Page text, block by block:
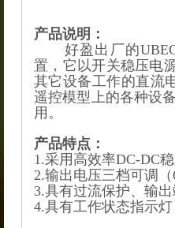
产品说明：
好盈出厂的UBEC-
置，它以开关稳压电
其它设备工作的直流
遥控模型上的各种设
用。
产品特点：
1.采用高效率DC-DC
2.输出电压三档可调
3.具有过流保护、输
4.具有工作状态指示